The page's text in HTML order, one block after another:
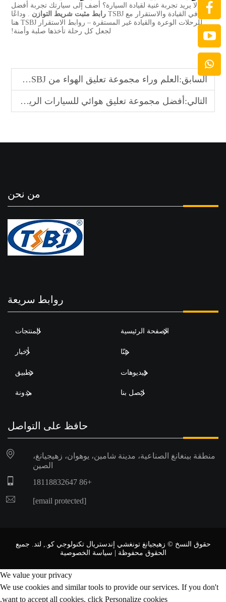
من لا يريد تجربة غنية لقيادة السيارة؟ أضف إلى سيارتك تجربة أفضل
في القيادة والاستقرار مع TSBJ
رابط مثبت شريط التوازن . وداعًا
للرحلات الوعرة والقيادة غير المستقرة – روابط الاستقرار TSBJ هنا
لجعل كل رحلة تأخذها صلبة وأمنة!
السابق: العلم وراء مجموعة تعليق الهواء من TSBJ لرحلة أفضل
التالي: أفضل مجموعة تعليق هوائي للسيارات الرياضية من TSBJ
من نحن
روابط سريعة
الصفحة الرئيسية المنتجات
عنّا أخبار
فيديوهات تطبيق
اتصل بنا مدونة
حافظ على التواصل
منطقة بينغانغ الصناعية، مدينة شامين، يوهوان، زهيجيانغ،
الصين
+86 18118832647
[email protected]
حقوق النسخ © زهيجيانغ تونغشي إندستريال تكنولوجي كو., لتد. جميع
الحقوق محفوظة | سياسة الخصوصية
We value your privacy
We use cookies and similar tools to provide our services. If you don't
want to accept all cookies, click Personalize cookies.